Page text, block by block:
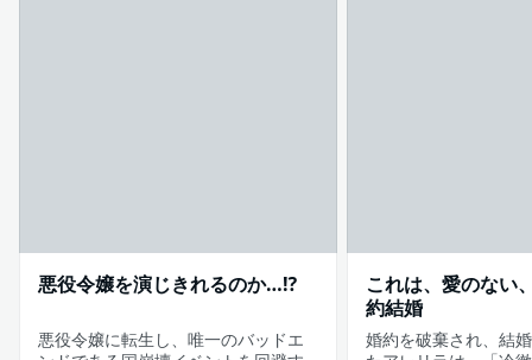
悪役令嬢を演じきれるのか…⁉
悪役令嬢に転生し、唯一のバッドエ
これは、愛のない
約結婚
婚約を破棄され、結